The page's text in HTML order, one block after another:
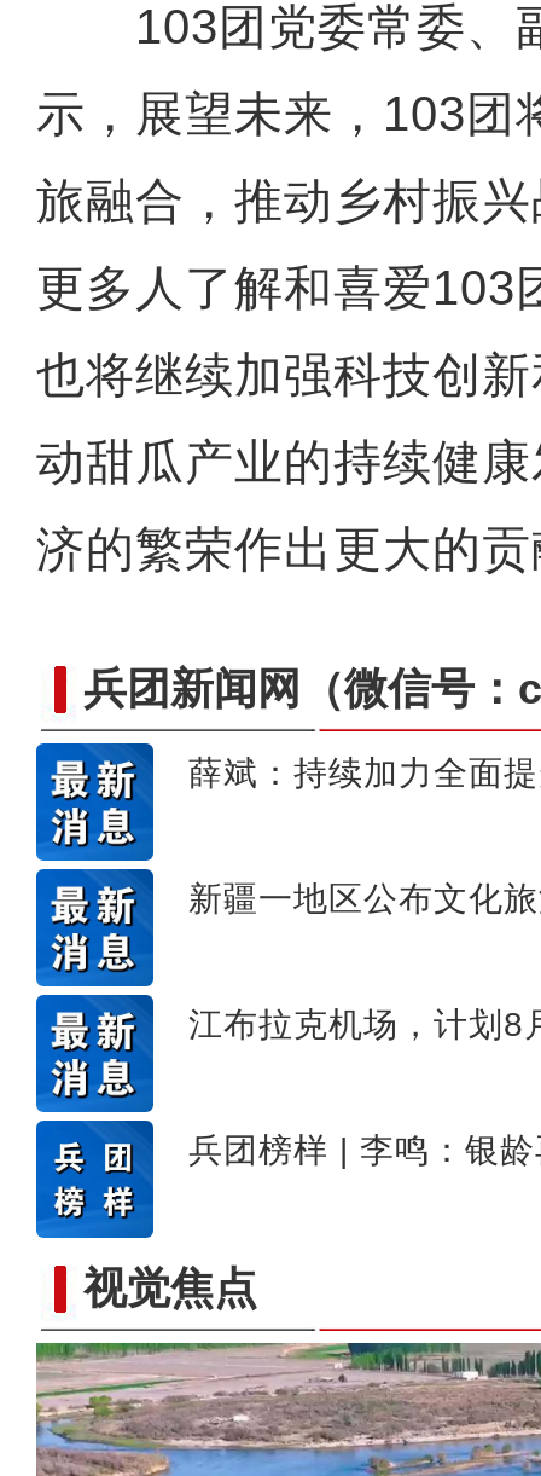
103团党委常委、
示，展望未来，103团
旅融合，推动乡村振
更多人了解和喜爱103
也将继续加强科技创
动甜瓜产业的持续健
济的繁荣作出更大的
兵团新闻网 （微信号
薛斌：持续加力全面
新疆一地区公布文化
江布拉克机场，计划8
兵团榜样 | 李鸣：银
视觉焦点标题：新“食”尚！“小份